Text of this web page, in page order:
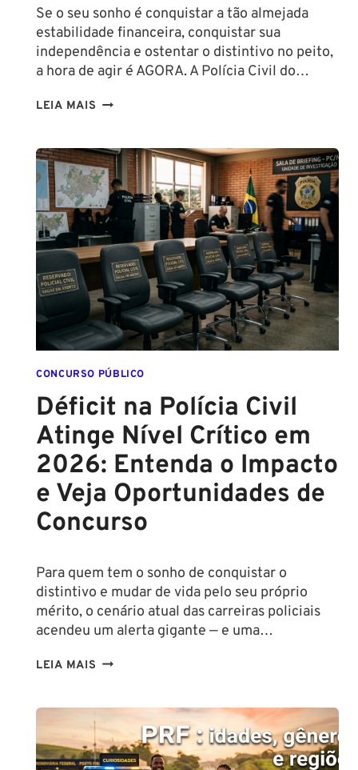
Se o seu sonho é conquistar a tão almejada
estabilidade financeira, conquistar sua
independência e ostentar o distintivo no peito,
a hora de agir é AGORA. A Polícia Civil do…
LEIA MAIS CONCURSO
2026:
COMISSÃO
ORGANIZADORA
FORMADA!
VEJA
VAGAS,
SALÁRIOS
E
COMO
COMEÇAR
DO
ZERO
CONCURSO PÚBLICO
Déficit na Polícia Civil
Atinge Nível Crítico em
2026: Entenda o Impacto
e Veja Oportunidades de
Concurso
Para quem tem o sonho de conquistar o
distintivo e mudar de vida pelo seu próprio
mérito, o cenário atual das carreiras policiais
acendeu um alerta gigante — e uma…
LEIA MAIS DÉFICIT
ATINGE
NÍVEL